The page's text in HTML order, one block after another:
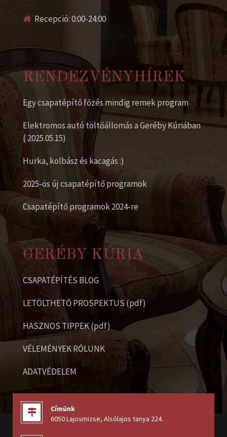
Recepció: 0:00-24:00
RENDEZVÉNYHÍREK
Egy csapatépítő főzés mindig remek program
Elektromos autó töltőállomás a Geréby Kúriában
( 2025.05.15)
Hurka, kolbász és kacagás :)
2025-ös új csapatépítő programok
Csapatépítő programok 2024-re
GERÉBY KÚRIA
CSAPATÉPÍTÉS BLOG
LETÖLTHETŐ PROSPEKTUS (pdf)
HASZNOS TIPPEK (pdf)
VÉLEMÉNYEK RÓLUNK
ADATVÉDELEM
Címünk
6050 Lajosmizse, Alsólajos tanya 224.